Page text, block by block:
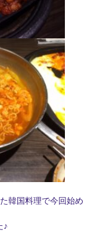
韓国料理で今回始め
♪